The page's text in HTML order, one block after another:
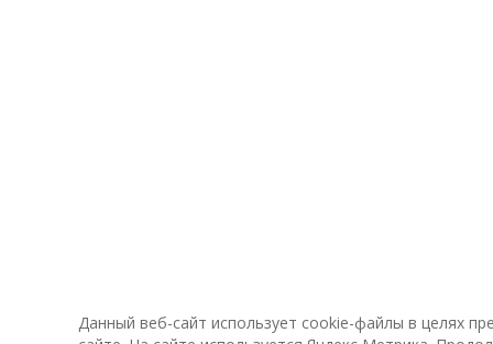
Данный веб-сайт использует cookie-файлы в целях